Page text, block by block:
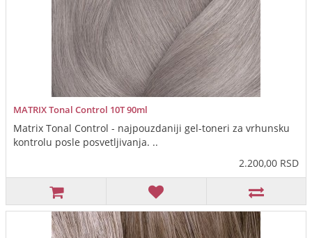
MATRIX Tonal Control 10T 90ml
Matrix Tonal Control - najpouzdaniji gel-toneri za vrhunsku
kontrolu posle posvetljivanja. ..
2.200,00 RSD